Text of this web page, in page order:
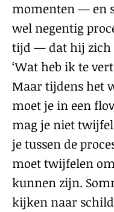
momenten — en
wel negentig
tijd — dat hij zich
‘Wat heb ik te
Maar tijdens het
moet je in een
mag je niet
je tussen de
moet twijfelen
kunnen zijn.
kijken naar